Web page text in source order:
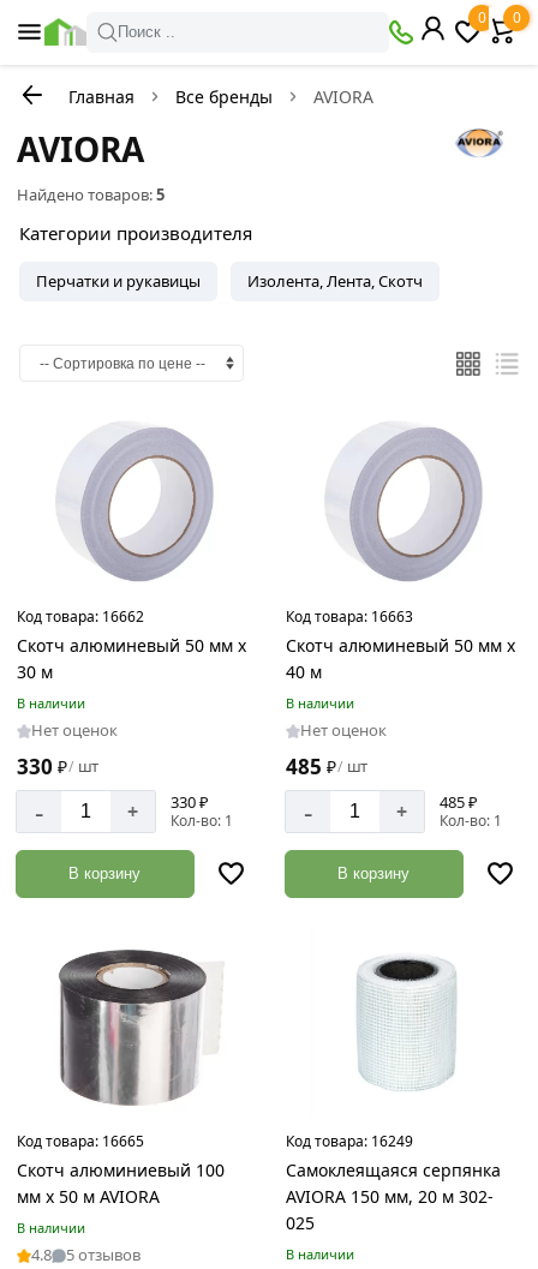
Поиск ..
0 0
Главная Все бренды AVIORA
AVIORA
Найдено товаров:5
Категории производителя
Перчатки и рукавицы Изолента, Лента, Скотч
Код товара: 16662
Скотч алюминевый 50 мм х
30 м
В наличии
Нет оценок
330 ₽/ шт
- + 330 ₽
Кол-во: 1
В корзину
Код товара: 16663
Скотч алюминевый 50 мм х
40 м
В наличии
Нет оценок
485 ₽/ шт
- + 485 ₽
Кол-во: 1
В корзину
Код товара: 16665
Скотч алюминиевый 100
мм х 50 м AVIORA
В наличии
4.8 5 отзывов
Код товара: 16249
Самоклеящаяся серпянка
AVIORA 150 мм, 20 м 302-
025
В наличии